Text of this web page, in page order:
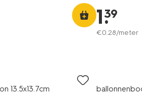
1.
39
€0.28/meter
13.5x13.7cm